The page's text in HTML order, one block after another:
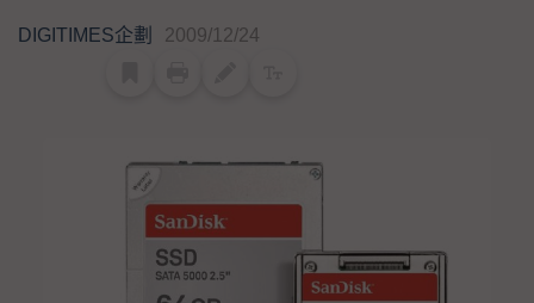
DIGITIMES企劃 2009/12/24